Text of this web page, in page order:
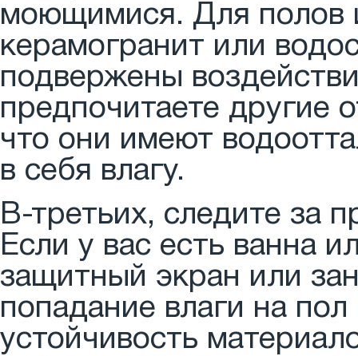
моющимися. Для полов
керамогранит или
подвержены
предпочитаете другие
что они имеют
в себя влагу.
В-третьих, следите за
Если у вас есть ванна
защитный экран или
попадание влаги на
устойчивость